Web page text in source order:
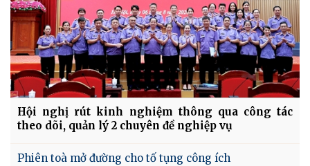
Hội nghị rút kinh nghiệm thông qua công tác
theo dõi, quản lý 2 chuyên đề nghiệp vụ
Phiên toà mở đường cho tố tụng công ích